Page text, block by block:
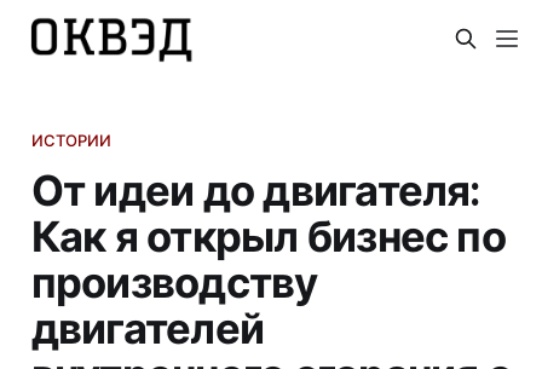
ИСТОРИИ
От идеи до двигателя:
Как я открыл бизнес по
производству
двигателей